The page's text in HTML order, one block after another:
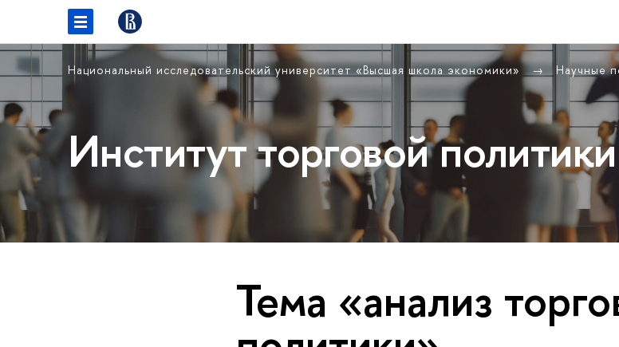
Национальный исследовательский университет «Высшая школа экономики» Научные
Институт торговой политики
Тема «анализ